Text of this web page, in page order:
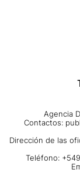
Agencia
Contactos:
Dirección de las
Teléfono: